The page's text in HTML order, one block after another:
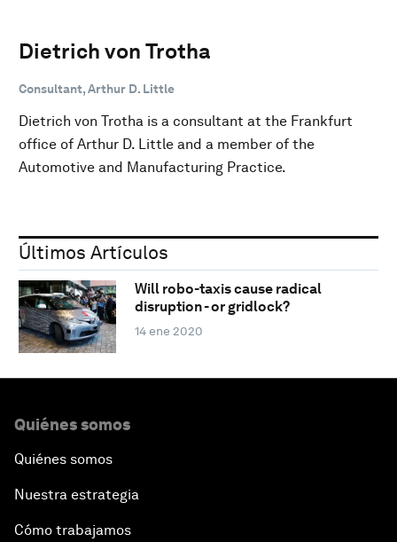
Dietrich von Trotha
Consultant, Arthur D. Little
Dietrich von Trotha is a consultant at the Frankfurt
office of Arthur D. Little and a member of the
Automotive and Manufacturing Practice.
Últimos Artículos
Will robo-taxis cause radical
disruption - or gridlock?
14 ene 2020
Quiénes somos
Quiénes somos
Nuestra estrategia
Cómo trabajamos